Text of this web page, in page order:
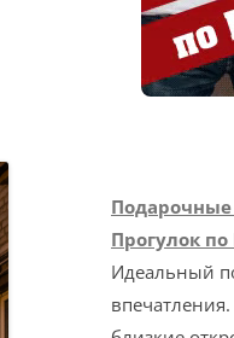
Прогулок
Идеальный